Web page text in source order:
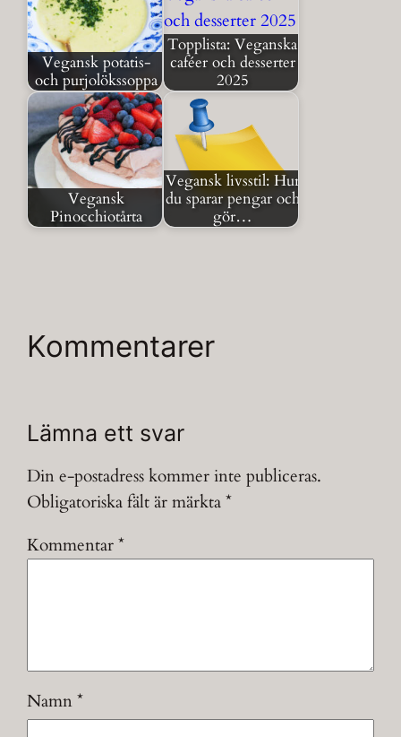
Vegansk potatis-
och purjolökssoppa
Topplista: Veganska
caféer och desserter
2025
Vegansk
Pinocchiotårta
Vegansk livsstil: Hur
du sparar pengar och
gör…
Kommentarer
Lämna ett svar
Din e-postadress kommer inte publiceras.
Obligatoriska fält är märkta*
Kommentar*
Namn*